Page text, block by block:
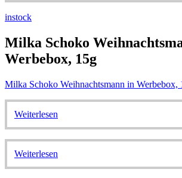
instock
Milka Schoko
Werbebox, 15g
Milka Schoko Weihnachtsmann in Werbebox,
Weiterlesen
Weiterlesen